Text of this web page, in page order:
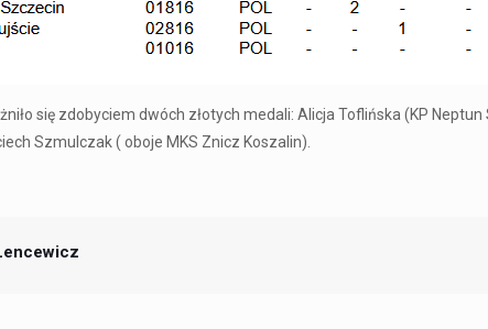
się zdobyciem dwóch złotych medali: Alicja Toflińska (KP
Szmulczak ( oboje MKS Znicz Koszalin).